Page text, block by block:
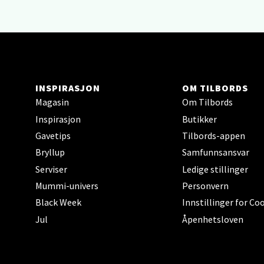
INSPIRASJON
Magasin
Inspirasjon
Gavetips
Bryllup
Serviser
Mummi-univers
Black Week
Jul
OM TILBORDS
Om Tilbords
Butikker
Tilbords-appen
Samfunnsansvar
Ledige stillinger
Personvern
Innstillinger for
Åpenhetsloven